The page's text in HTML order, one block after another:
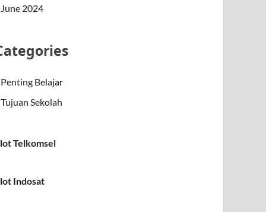
June 2024
Penting Belajar
Tujuan Sekolah
Telkomsel
Indosat